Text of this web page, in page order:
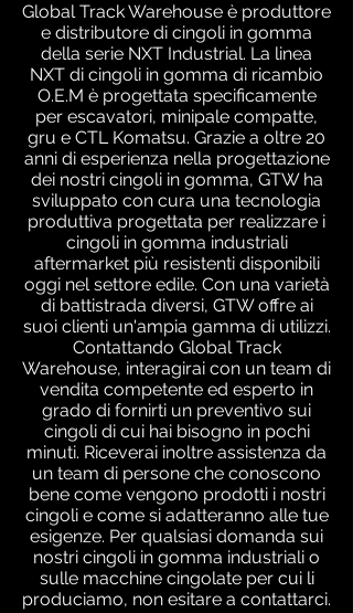
Global Track Warehouse è produttore
e distributore di cingoli in gomma
della serie NXT Industrial. La linea
NXT di cingoli in gomma di ricambio
O.E.M è progettata specificamente
per escavatori, minipale compatte,
gru e CTL Komatsu. Grazie a oltre 20
anni di esperienza nella progettazione
dei nostri cingoli in gomma, GTW ha
sviluppato con cura una tecnologia
produttiva progettata per realizzare i
cingoli in gomma industriali
aftermarket più resistenti disponibili
oggi nel settore edile. Con una varietà
di battistrada diversi, GTW offre ai
suoi clienti un'ampia gamma di utilizzi.
Contattando Global Track
Warehouse, interagirai con un team di
vendita competente ed esperto in
grado di fornirti un preventivo sui
cingoli di cui hai bisogno in pochi
minuti. Riceverai inoltre assistenza da
un team di persone che conoscono
bene come vengono prodotti i nostri
cingoli e come si adatteranno alle tue
esigenze. Per qualsiasi domanda sui
nostri cingoli in gomma industriali o
sulle macchine cingolate per cui li
produciamo, non esitare a contattarci.